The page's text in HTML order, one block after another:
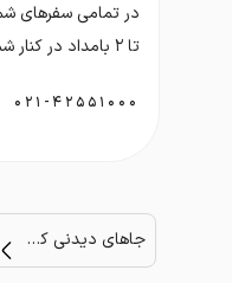
تا ۲ بامداد در کنار شما هستیم.
۰۲۱-۴۲۵۵۱۰۰۰
جاهای دیدنی کیش